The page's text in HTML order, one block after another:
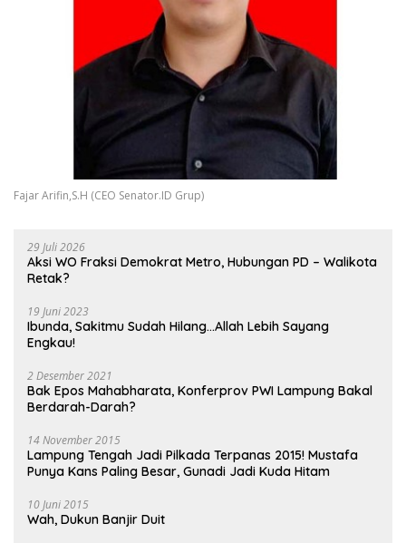
Fajar Arifin,S.H (CEO Senator.ID Grup)
29 Juli 2026
Aksi WO Fraksi Demokrat Metro, Hubungan PD – Walikota
Retak?
19 Juni 2023
Ibunda, Sakitmu Sudah Hilang…Allah Lebih Sayang
Engkau!
2 Desember 2021
Bak Epos Mahabharata, Konferprov PWI Lampung Bakal
Berdarah-Darah?
14 November 2015
Lampung Tengah Jadi Pilkada Terpanas 2015! Mustafa
Punya Kans Paling Besar, Gunadi Jadi Kuda Hitam
10 Juni 2015
Wah, Dukun Banjir Duit